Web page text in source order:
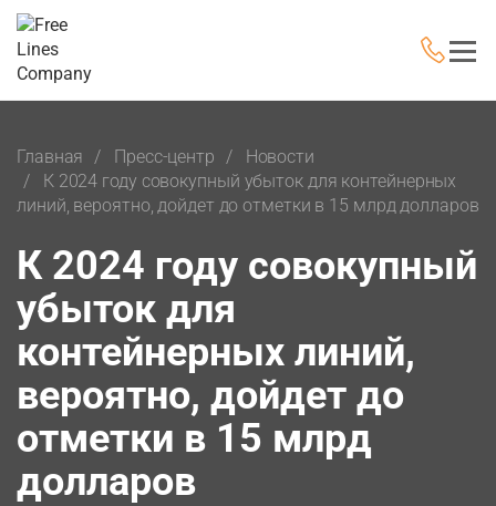
Главная Пресс-центр
Новости
К 2024 году совокупный убыток для контейнерных
линий, вероятно, дойдет до отметки в 15 млрд долларов
К 2024 году совокупный
убыток для
контейнерных линий,
вероятно, дойдет до
отметки в 15 млрд
долларов